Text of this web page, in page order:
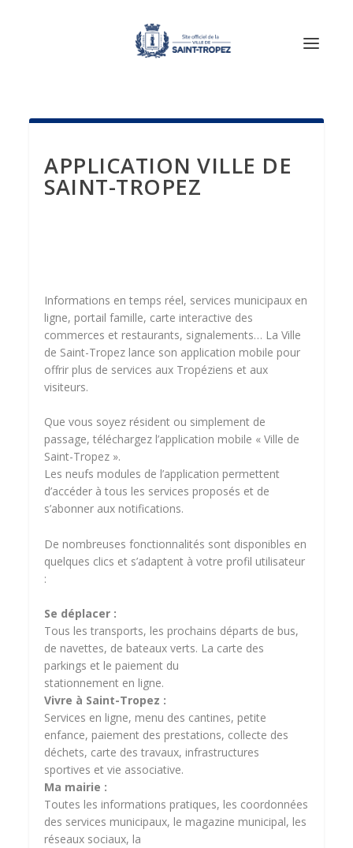
APPLICATION VILLE DE
SAINT-TROPEZ
Informations en temps réel, services municipaux en
ligne, portail famille, carte interactive des
commerces et restaurants, signalements… La Ville
de Saint-Tropez lance son application mobile pour
offrir plus de services aux Tropéziens et aux
visiteurs.
Que vous soyez résident ou simplement de
passage, téléchargez l’application mobile « Ville de
Saint-Tropez ».
Les neufs modules de l’application permettent
d’accéder à tous les services proposés et de
s’abonner aux notifications.
De nombreuses fonctionnalités sont disponibles en
quelques clics et s’adaptent à votre profil utilisateur
:
Se déplacer :
Tous les transports, les prochains départs de bus,
de navettes, de bateaux verts. La carte des
parkings et le paiement du
stationnement en ligne.
Vivre à Saint-Tropez :
Services en ligne, menu des cantines, petite
enfance, paiement des prestations, collecte des
déchets, carte des travaux, infrastructures
sportives et vie associative.
Ma mairie :
Toutes les informations pratiques, les coordonnées
des services municipaux, le magazine municipal, les
réseaux sociaux, la